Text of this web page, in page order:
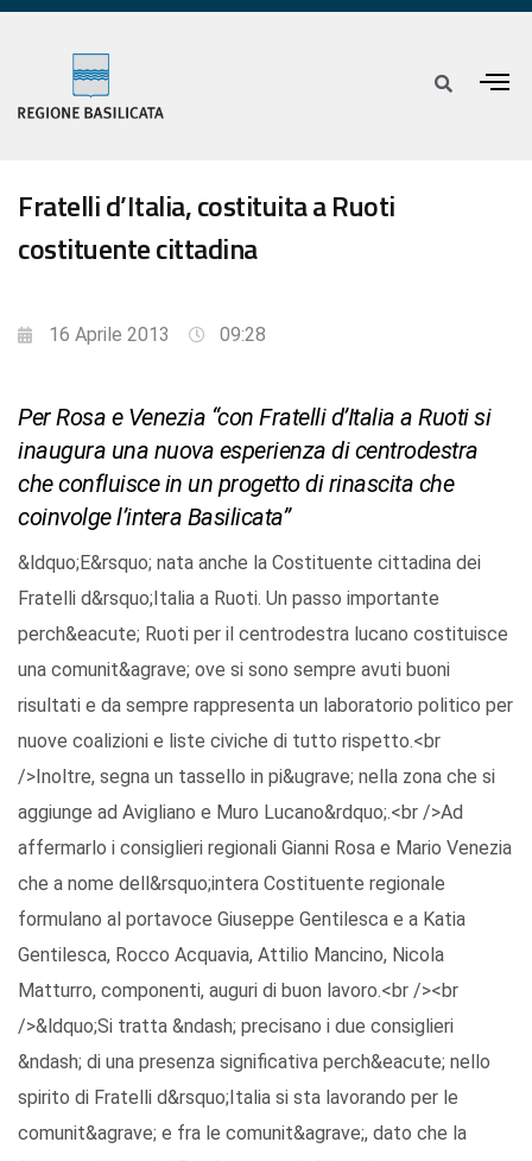
Fratelli d’Italia, costituita a Ruoti
costituente cittadina
16 Aprile 2013 09:28
Per Rosa e Venezia “con Fratelli d’Italia a Ruoti si
inaugura una nuova esperienza di centrodestra
che confluisce in un progetto di rinascita che
coinvolge l’intera Basilicata”
&ldquo;E&rsquo; nata anche la Costituente cittadina dei
Fratelli d&rsquo;Italia a Ruoti. Un passo importante
perch&eacute; Ruoti per il centrodestra lucano costituisce
una comunit&agrave; ove si sono sempre avuti buoni
risultati e da sempre rappresenta un laboratorio politico per
nuove coalizioni e liste civiche di tutto rispetto.<br
/>Inoltre, segna un tassello in pi&ugrave; nella zona che si
aggiunge ad Avigliano e Muro Lucano&rdquo;.<br />Ad
affermarlo i consiglieri regionali Gianni Rosa e Mario Venezia
che a nome dell&rsquo;intera Costituente regionale
formulano al portavoce Giuseppe Gentilesca e a Katia
Gentilesca, Rocco Acquavia, Attilio Mancino, Nicola
Matturro, componenti, auguri di buon lavoro.<br /><br
/>&ldquo;Si tratta &ndash; precisano i due consiglieri
&ndash; di una presenza significativa perch&eacute; nello
spirito di Fratelli d&rsquo;Italia si sta lavorando per le
comunit&agrave; e fra le comunit&agrave;, dato che la